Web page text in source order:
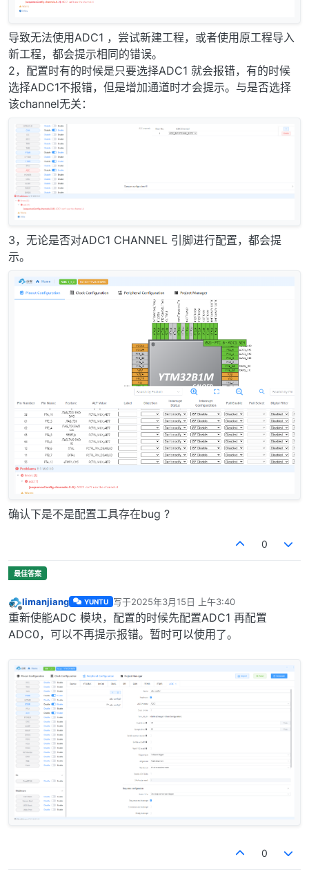
导致无法使用ADC1 ，尝试新建工程，或者使用原工程导入
新工程，都会提示相同的错误。
2，配置时有的时候是只要选择ADC1 就会报错，有的时候
选择ADC1不报错，但是增加通道时才会提示。与是否选择
该channel无关：
3，无论是否对ADC1 CHANNEL 引脚进行配置，都会提
示。
确认下是不是配置工具存在bug ?
0
离线
limanjiang YUNTU 写于2025年3月15日 上午3:40
最后由 编辑
重新使能ADC 模块，配置的时候先配置ADC1 再配置
ADC0，可以不再提示报错。暂时可以使用了。
0